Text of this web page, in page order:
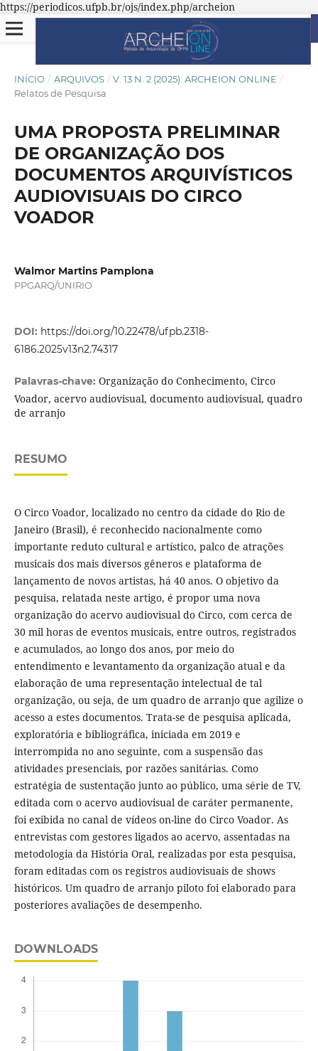
https://periodicos.ufpb.br/ojs/index.php/archeion
INÍCIO / ARQUIVOS / V. 13 N. 2 (2025): ARCHEION ONLINE /
Relatos de Pesquisa
UMA PROPOSTA PRELIMINAR
DE ORGANIZAÇÃO DOS
DOCUMENTOS ARQUIVÍSTICOS
AUDIOVISUAIS DO CIRCO
VOADOR
Walmor Martins Pamplona
PPGARQ/UNIRIO
DOI: https://doi.org/10.22478/ufpb.2318-
6186.2025v13n2.74317
Palavras-chave: Organização do Conhecimento, Circo
Voador, acervo audiovisual, documento audiovisual, quadro
de arranjo
RESUMO
O Circo Voador, localizado no centro da cidade do Rio de
Janeiro (Brasil), é reconhecido nacionalmente como
importante reduto cultural e artístico, palco de atrações
musicais dos mais diversos gêneros e plataforma de
lançamento de novos artistas, há 40 anos. O objetivo da
pesquisa, relatada neste artigo, é propor uma nova
organização do acervo audiovisual do Circo, com cerca de
30 mil horas de eventos musicais, entre outros, registrados
e acumulados, ao longo dos anos, por meio do
entendimento e levantamento da organização atual e da
elaboração de uma representação intelectual de tal
organização, ou seja, de um quadro de arranjo que agilize o
acesso a estes documentos. Trata-se de pesquisa aplicada,
exploratória e bibliográfica, iniciada em 2019 e
interrompida no ano seguinte, com a suspensão das
atividades presenciais, por razões sanitárias. Como
estratégia de sustentação junto ao público, uma série de TV,
editada com o acervo audiovisual de caráter permanente,
foi exibida no canal de vídeos on-line do Circo Voador. As
entrevistas com gestores ligados ao acervo, assentadas na
metodologia da História Oral, realizadas por esta pesquisa,
foram editadas com os registros audiovisuais de shows
históricos. Um quadro de arranjo piloto foi elaborado para
posteriores avaliações de desempenho.
DOWNLOADS